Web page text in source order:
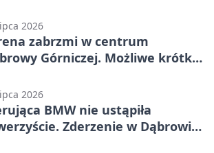
2026
zabrzmi w centrum
Górniczej. Możliwe krótkie
2026
BMW nie ustąpiła
Zderzenie w Dąbrowie